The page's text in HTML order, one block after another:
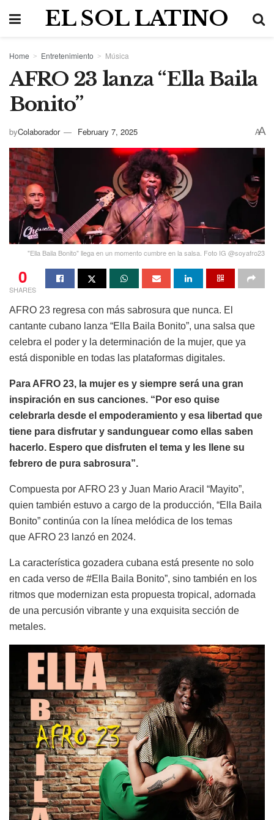
EL SOL LATINO
Home Entretenimiento Música
AFRO 23 lanza “Ella Baila
Bonito”
byColaborador February 7, 2025 AA
"Ella Baila Bonito" llega en un momento cumbre en la salsa. Foto IG @soyafro23
0
SHARES
AFRO 23 regresa con más sabrosura que nunca. El
cantante cubano lanza “Ella Baila Bonito”, una salsa que
celebra el poder y la determinación de la mujer, que ya
está disponible en todas las plataformas digitales.
Para AFRO 23, la mujer es y siempre será una gran
inspiración en sus canciones. “Por eso quise
celebrarla desde el empoderamiento y esa libertad que
tiene para disfrutar y sandunguear como ellas saben
hacerlo. Espero que disfruten el tema y les llene su
febrero de pura sabrosura”.
Compuesta por AFRO 23 y Juan Mario Aracil “Mayito”,
quien también estuvo a cargo de la producción, “Ella Baila
Bonito” continúa con la línea melódica de los temas
que AFRO 23 lanzó en 2024.
La característica gozadera cubana está presente no solo
en cada verso de #Ella Baila Bonito”, sino también en los
ritmos que modernizan esta propuesta tropical, adornada
de una percusión vibrante y una exquisita sección de
metales.